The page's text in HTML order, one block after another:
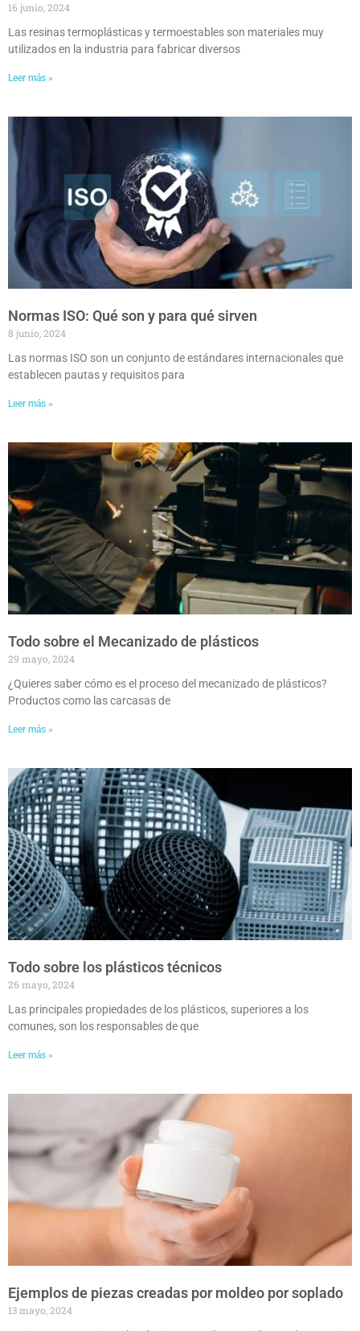
16 junio, 2024
Las resinas termoplásticas y termoestables son materiales muy
utilizados en la industria para fabricar diversos
Leer más »
Normas ISO: Qué son y para qué sirven
8 junio, 2024
Las normas ISO son un conjunto de estándares internacionales que
establecen pautas y requisitos para
Leer más »
Todo sobre el Mecanizado de plásticos
29 mayo, 2024
¿Quieres saber cómo es el proceso del mecanizado de plásticos?
Productos como las carcasas de
Leer más »
Todo sobre los plásticos técnicos
26 mayo, 2024
Las principales propiedades de los plásticos, superiores a los
comunes, son los responsables de que
Leer más »
Ejemplos de piezas creadas por moldeo por soplado
13 mayo, 2024